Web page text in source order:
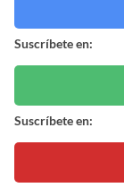
Suscríbete en:
Suscríbete en: